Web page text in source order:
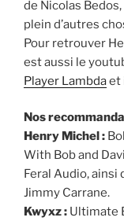
de Nicolas
plein d’autres
Pour retrouver
est aussi le
Player Lambdaet
Nos
Henry Michel :
With Bob and
Feral Audio,
Jimmy Carrane.
Kwyxz : Ultimate